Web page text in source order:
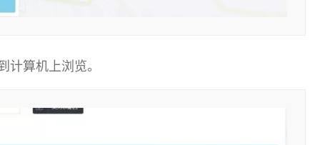
算机上浏览。